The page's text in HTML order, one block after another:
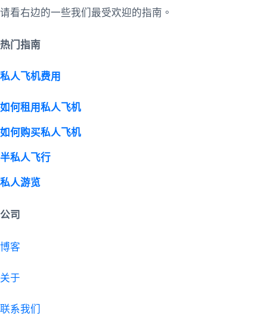
请看右边的一些我们最受欢迎的指南。
热门指南
私人飞机费用
如何租用私人飞机
如何购买私人飞机
半私人飞行
私人游览
公司
博客
关于
联系我们